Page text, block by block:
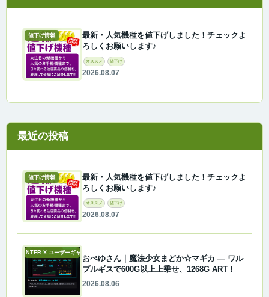
値下げ情報
最新・人気機種を値下げしました！チェックよ
ろしくお願いします♪
オススメ 値下げ
2026.08.07
最近の投稿
値下げ情報
最新・人気機種を値下げしました！チェックよ
ろしくお願いします♪
オススメ 値下げ
2026.08.07
A-COUNTER X ユーザーギャラリー
おぺゆさん｜魔法少女まどか☆マギカ ― ワル
プルギスで600G以上上乗せ、1268G ART！
2026.08.06